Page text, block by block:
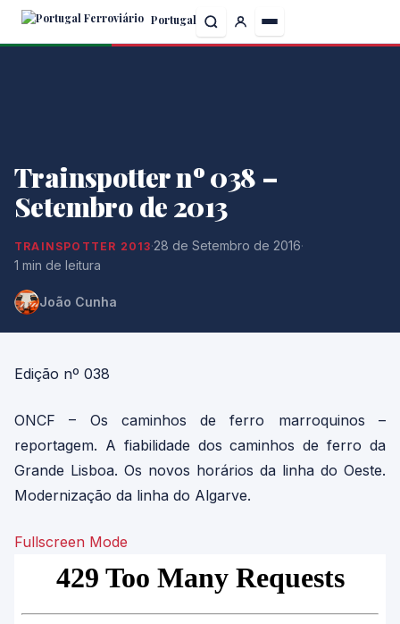
Skip
Portugal
Trainspotter nº 038 –
Setembro de 2013
TRAINSPOTTER 2013·28 de Setembro de 2016·
1 min de leitura
João Cunha
Edição nº 038
ONCF – Os caminhos de ferro marroquinos –
reportagem. A fiabilidade dos caminhos de ferro da
Grande Lisboa. Os novos horários da linha do Oeste.
Modernização da linha do Algarve.
Fullscreen Mode